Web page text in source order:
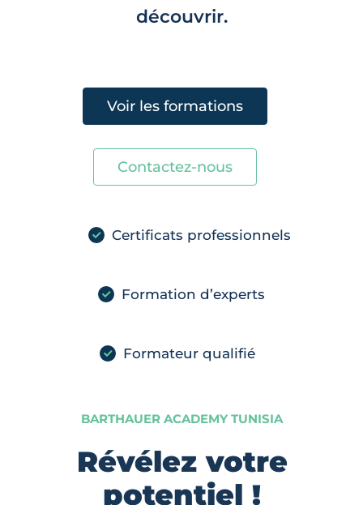
découvrir.
Voir les formations
Contactez-nous
Certificats professionnels
Formation d’experts
Formateur qualifié
BARTHAUER ACADEMY TUNISIA
Révélez votre
potentiel !